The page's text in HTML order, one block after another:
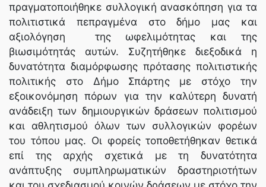
πραγματοποιήθηκε συλλογική ανασκόπηση για τα
πολιτιστικά πεπραγμένα στο δήμο μας και
αξιολόγηση της ωφελιμότητας και της
βιωσιμότητάς αυτών. Συζητήθηκε διεξοδικά η
δυνατότητα διαμόρφωσης πρότασης πολιτιστικής
πολιτικής στο Δήμο Σπάρτης με στόχο την
εξοικονόμηση πόρων για την καλύτερη δυνατή
ανάδειξη των δημιουργικών δράσεων πολιτισμού
και αθλητισμού όλων των συλλογικών φορέων
του τόπου μας. Οι φορείς τοποθετήθηκαν θετικά
επί της αρχής σχετικά με τη δυνατότητα
ανάπτυξης συμπληρωματικών δραστηριοτήτων